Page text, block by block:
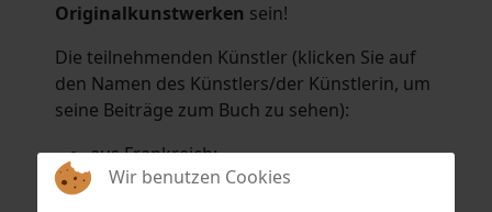
Originalkunstwerken sein!
Die teilnehmenden Künstler (klicken Sie auf
den Namen des Künstlers/der Künstlerin, um
seine Beiträge zum Buch zu sehen):
aus Frankreich:
Hélène Argo,Didier Bonnot
Wir benutzen Cookies